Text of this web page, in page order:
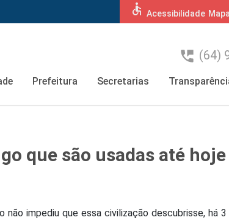
accessible Acessibilidade
perm_phone_msg (64)
Prefeitura Secretarias
que são usadas até hoje
impediu que essa civilização descubrisse, há 3